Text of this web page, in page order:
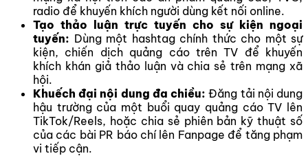
radio để khuyến khích người dùng kết nối online.
Tạo thảo luận trực tuyến cho sự kiện ngoại
tuyến: Dùng một hashtag chính thức cho một sự
kiện, chiến dịch quảng cáo trên TV để khuyến
khích khán giả thảo luận và chia sẻ trên mạng xã
hội.
Khuếch đại nội dung đa chiều: Đăng tải nội dung
hậu trường của một buổi quay quảng cáo TV lên
TikTok/Reels, hoặc chia sẻ phiên bản kỹ thuật số
của các bài PR báo chí lên Fanpage để tăng phạm
vi tiếp cận.